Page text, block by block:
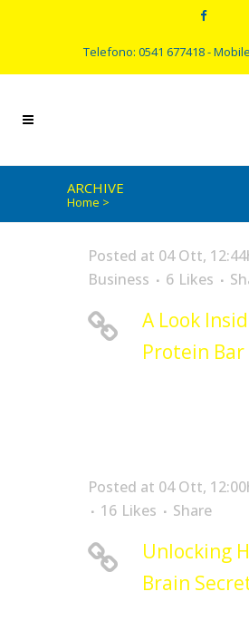
Telefono: 0541 677418 -
ARCHIVE
Home >
Posted at 04 Ott,
Business
6 Likes
A Look
Protein Bar
Posted at 04 Ott,
16 Likes Share
Unlocking
Brain